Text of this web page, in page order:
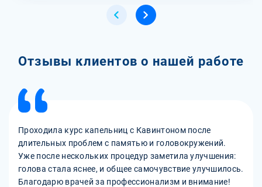
Отзывы клиентов о нашей работе
Проходила курс капельниц с Кавинтоном после
длительных проблем с памятью и головокружений.
Уже после нескольких процедур заметила улучшения:
голова стала яснее, и общее самочувствие улучшилось.
Благодарю врачей за профессионализм и внимание!